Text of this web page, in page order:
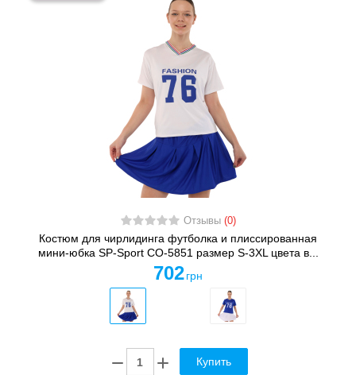
Отзывы (0)
Костюм для чирлидинга футболка и плиссированная
мини-юбка SP-Sport CO-5851 размер S-3XL цвета в...
702 грн
Купить